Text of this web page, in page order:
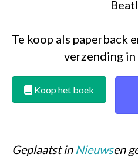
Te koop als paperback
verzending
Koop het boek
Geplaatst in Nieuwsen